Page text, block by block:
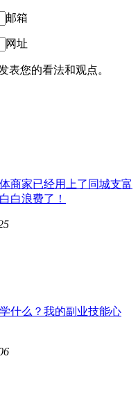
邮箱
网址
您的看法和观点。
商家已经用上了同城支富
白浪费了！
什么？我的副业技能心